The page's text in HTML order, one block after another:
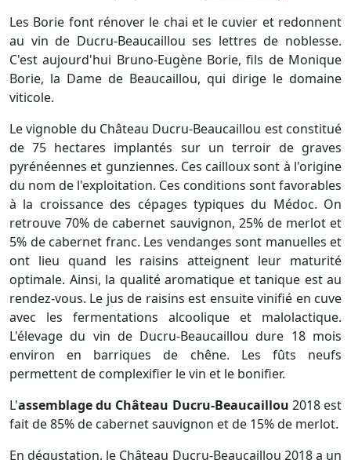
Les Borie font rénover le chai et le cuvier et redonnent
au vin de Ducru-Beaucaillou ses lettres de noblesse.
C'est aujourd'hui Bruno-Eugène Borie, fils de Monique
Borie, la Dame de Beaucaillou, qui dirige le domaine
viticole.
Le vignoble du Château Ducru-Beaucaillou est constitué
de 75 hectares implantés sur un terroir de graves
pyrénéennes et gunziennes. Ces cailloux sont à l'origine
du nom de l'exploitation. Ces conditions sont favorables
à la croissance des cépages typiques du Médoc. On
retrouve 70% de cabernet sauvignon, 25% de merlot et
5% de cabernet franc. Les vendanges sont manuelles et
ont lieu quand les raisins atteignent leur maturité
optimale. Ainsi, la qualité aromatique et tanique est au
rendez-vous. Le jus de raisins est ensuite vinifié en cuve
avec les fermentations alcoolique et malolactique.
L'élevage du vin de Ducru-Beaucaillou dure 18 mois
environ en barriques de chêne. Les fûts neufs
permettent de complexifier le vin et le bonifier.
L'assemblage du Château Ducru-Beaucaillou 2018 est
fait de 85% de cabernet sauvignon et de 15% de merlot.
En dégustation, le Château Ducru-Beaucaillou 2018 a un